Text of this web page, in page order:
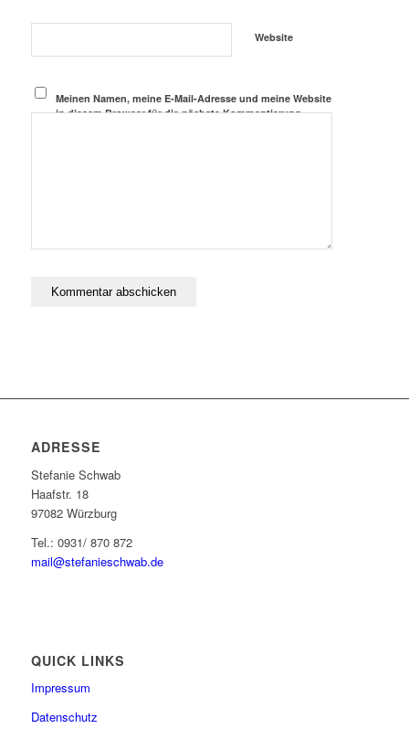
Website
Meinen Namen, meine E-Mail-Adresse und meine Website
in diesem Browser für die nächste Kommentierung
ADRESSE
Stefanie Schwab
Haafstr. 18
97082 Würzburg
Tel.: 0931/ 870 872
mail@stefanieschwab.de
QUICK LINKS
Impressum
Datenschutz